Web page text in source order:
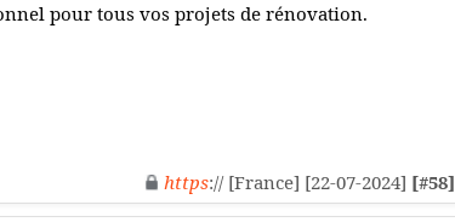
pour tous vos projets de rénovation.
https:// [France] [22-07-2024] [#58]